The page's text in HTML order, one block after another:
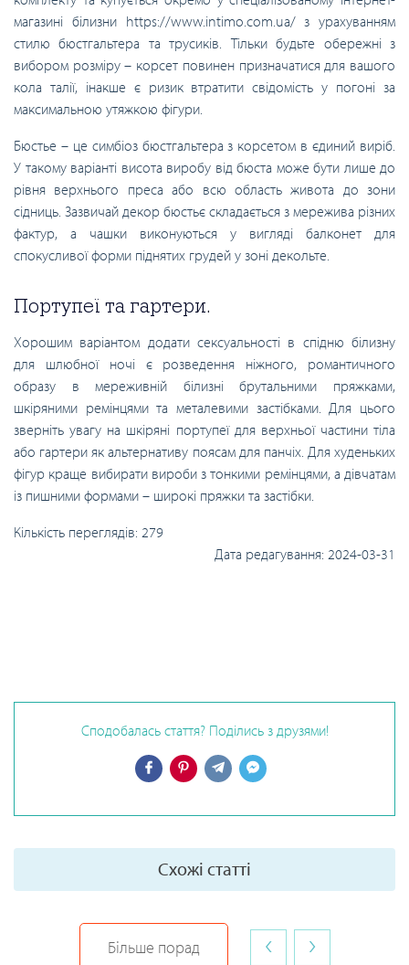
магазині білизни https://www.intimo.com.ua/ з урахуванням
стилю бюстгальтера та трусиків. Тільки будьте обережні з
вибором розміру – корсет повинен призначатися для вашого
кола талії, інакше є ризик втратити свідомість у погоні за
максимальною утяжкою фігури.
Бюстье – це симбіоз бюстгальтера з корсетом в єдиний виріб.
У такому варіанті висота виробу від бюста може бути лише до
рівня верхнього преса або всю область живота до зони
сідниць. Зазвичай декор бюстьє складається з мережива різних
фактур, а чашки виконуються у вигляді балконет для
спокусливої форми піднятих грудей у зоні декольте.
Портупеї та гартери.
Хорошим варіантом додати сексуальності в спідню білизну
для шлюбної ночі є розведення ніжного, романтичного
образу в мереживній білизні брутальними пряжками,
шкіряними ремінцями та металевими застібками. Для цього
зверніть увагу на шкіряні портупеї для верхньої частини тіла
або гартери як альтернативу поясам для панчіх. Для худеньких
фігур краще вибирати вироби з тонкими ремінцями, а дівчатам
із пишними формами – широкі пряжки та застібки.
Кількість переглядів: 279
Дата редагування: 2024-03-31
Сподобалась стаття? Поділись з друзями!
Схожі статті
Більше порад ‹ ›